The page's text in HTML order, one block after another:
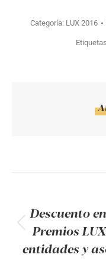
Categoría: LUX 2016
entre
Descuento
Premios
entidades y